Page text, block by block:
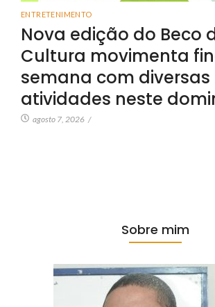
ENTRETENIMENTO
Nova edição do Beco
Cultura movimenta
semana com diversas
atividades neste
agosto 7, 2026 /
Sobre mim